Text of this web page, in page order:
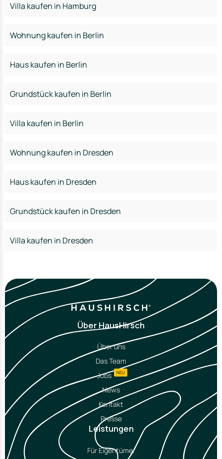
Villa kaufen in Hamburg
Wohnung kaufen in Berlin
Haus kaufen in Berlin
Grundstück kaufen in Berlin
Villa kaufen in Berlin
Wohnung kaufen in Dresden
Haus kaufen in Dresden
Grundstück kaufen in Dresden
Villa kaufen in Dresden
Über HausHirsch
Über uns
Das Team
Jobs
NEU
News
Kontakt
Presse
Leistungen
Für Eigentümer